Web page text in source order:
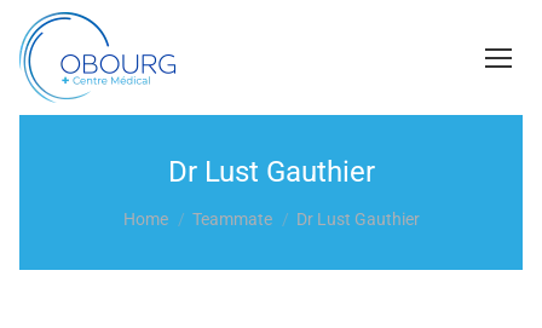
Dr Lust Gauthier
Home Teammate Dr Lust Gauthier